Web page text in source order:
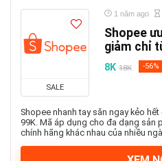
SALE
1 năm ago
Shopee
giảm chỉ
8K 18K -56%
Shopee nhanh tay săn ngay kẻo
99K. Mã áp dụng cho đa dạng sản
chính hãng khác nhau của nhiều